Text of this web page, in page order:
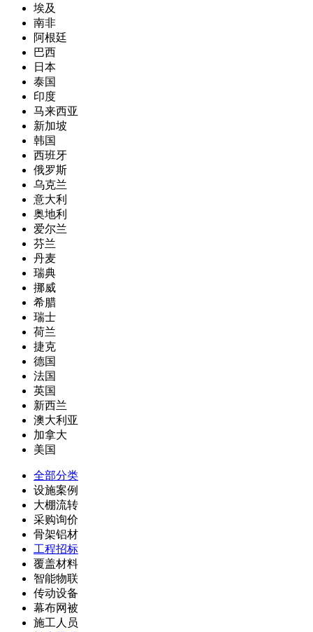
埃及
南非
阿根廷
巴西
日本
泰国
印度
马来西亚
新加坡
韩国
西班牙
俄罗斯
乌克兰
意大利
奥地利
爱尔兰
芬兰
丹麦
瑞典
挪威
希腊
瑞士
荷兰
捷克
德国
法国
英国
新西兰
澳大利亚
加拿大
美国
全部分类
设施案例
大棚流转
采购询价
骨架铝材
工程招标
覆盖材料
智能物联
传动设备
幕布网被
施工人员